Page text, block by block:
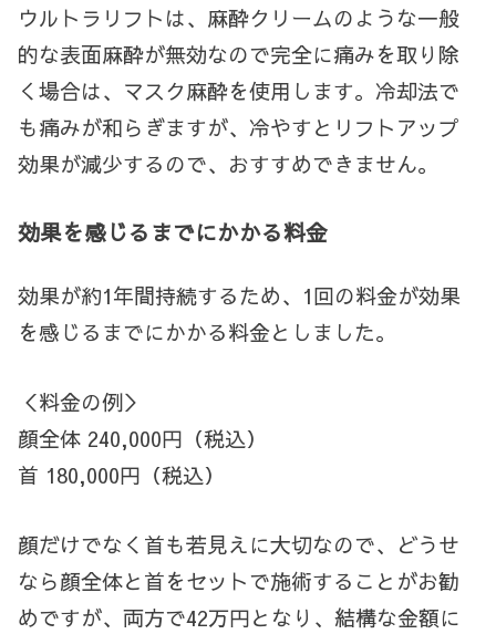
ウルトラリフトは、麻酔クリームのような一般
的な表面麻酔が無効なので完全に痛みを取り除
く場合は、マスク麻酔を使用します。冷却法で
も痛みが和らぎますが、冷やすとリフトアップ
効果が減少するので、おすすめできません。
効果を感じるまでにかかる料金
効果が約1年間持続するため、1回の料金が効果
を感じるまでにかかる料金としました。
＜料金の例＞
顔全体 240,000円（税込）
首 180,000円（税込）
顔だけでなく首も若見えに大切なので、どうせ
なら顔全体と首をセットで施術することがお勧
めですが、両方で42万円となり、結構な金額に